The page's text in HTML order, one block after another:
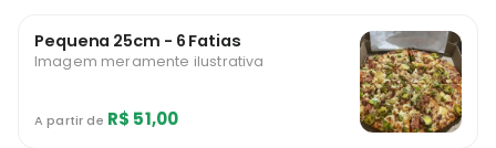
Pequena 25cm - 6 Fatias
Imagem meramente ilustrativa
A partir de R$ 51,00